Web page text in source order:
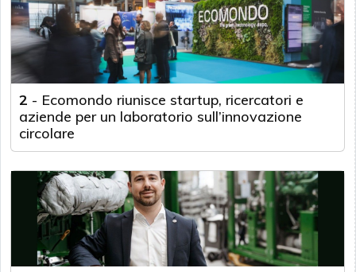
2 - Ecomondo riunisce startup, ricercatori e
aziende per un laboratorio sull’innovazione
circolare